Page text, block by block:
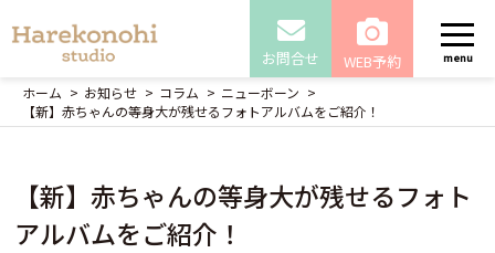
お問合せ WEB予約 menu
ホーム お知らせ コラム
ニューボーン
【新】赤ちゃんの等身大が残せるフォトアルバムをご紹介！
【新】赤ちゃんの等身大が残せるフォト
アルバムをご紹介！